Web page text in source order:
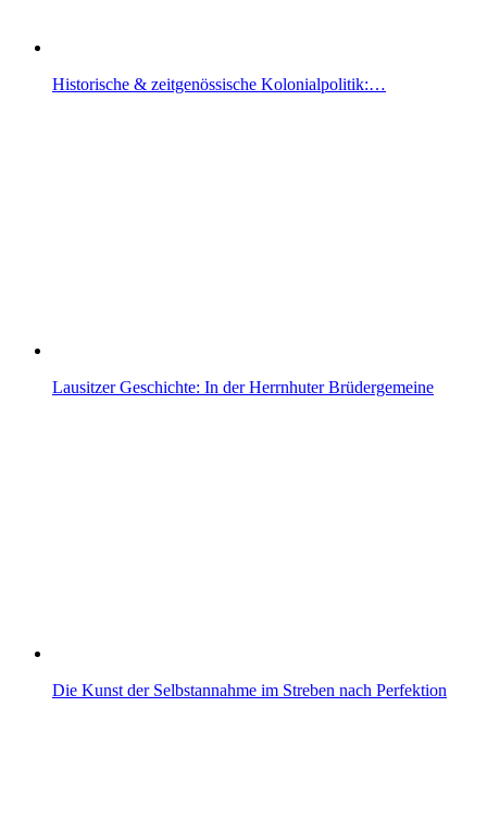
Historische & zeitgenössische Kolonialpolitik:…
Lausitzer Geschichte: In der Herrnhuter Brüdergemeine
Die Kunst der Selbstannahme im Streben nach Perfektion